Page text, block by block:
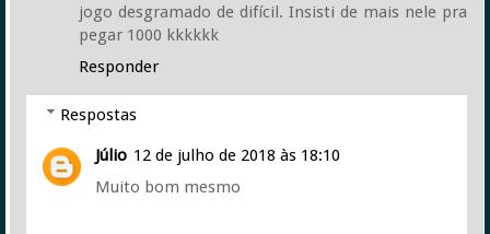
jogo desgramado de difícil. Insisti de mais nele pra
pegar 1000 kkkkkk
Responder
Respostas
Júlio 12 de julho de 2018 às 18:10
Muito bom mesmo